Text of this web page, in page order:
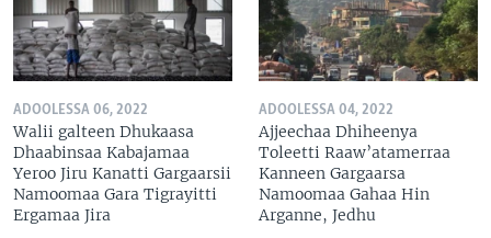
ADOOLESSA 06, 2022
Walii galteen Dhukaasa
Dhaabinsaa Kabajamaa
Yeroo Jiru Kanatti Gargaarsii
Namoomaa Gara Tigrayitti
Ergamaa Jira
ADOOLESSA 04, 2022
Ajjeechaa Dhiheenya
Toleetti Raaw’atamerraa
Kanneen Gargaarsa
Namoomaa Gahaa Hin
Arganne, Jedhu